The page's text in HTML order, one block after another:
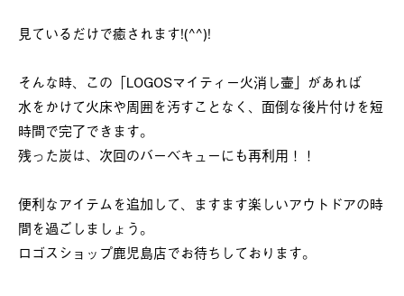
見ているだけで癒されます!(^^)!
そんな時、この「LOGOSマイティー火消し壷」があれば
水をかけて火床や周囲を汚すことなく、面倒な後片付けを短
時間で完了できます。
残った炭は、次回のバーベキューにも再利用！！
便利なアイテムを追加して、ますます楽しいアウトドアの時
間を過ごしましょう。
ロゴスショップ鹿児島店でお待ちしております。